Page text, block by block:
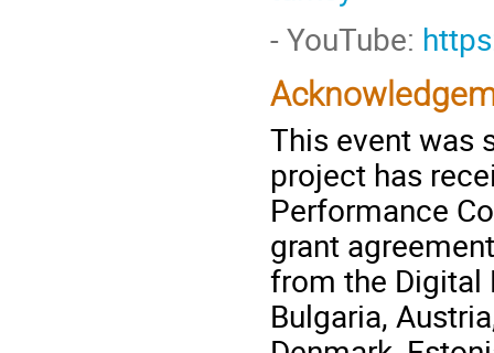
- YouTube:
This event was
project has
Performance
grant
from the Digital
Bulgaria,